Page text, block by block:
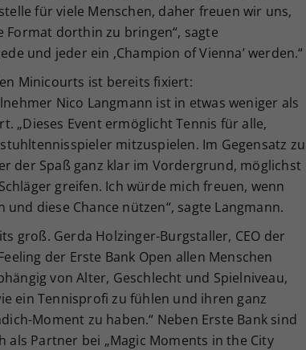
für viele Menschen, daher freuen wir uns,
Format dorthin zu bringen“, sagte
und jeder ein ‚Champion of Vienna’ werden.“
Minicourts ist bereits fixiert:
Nico Langmann ist in etwas weniger als
„Dieses Event ermöglicht Tennis für alle,
mitzuspielen. Im Gegensatz zu
der Spaß ganz klar im Vordergrund, möglichst
greifen. Ich würde mich freuen, wenn
diese Chance nützen“, sagte Langmann.
groß. Gerda Holzinger-Burgstaller, CEO der
der Erste Bank Open allen Menschen
von Alter, Geschlecht und Spielniveau,
ein Tennisprofi zu fühlen und ihren ganz
Moment zu haben.“ Neben Erste Bank sind
als Partner bei „Magic Moments in the City